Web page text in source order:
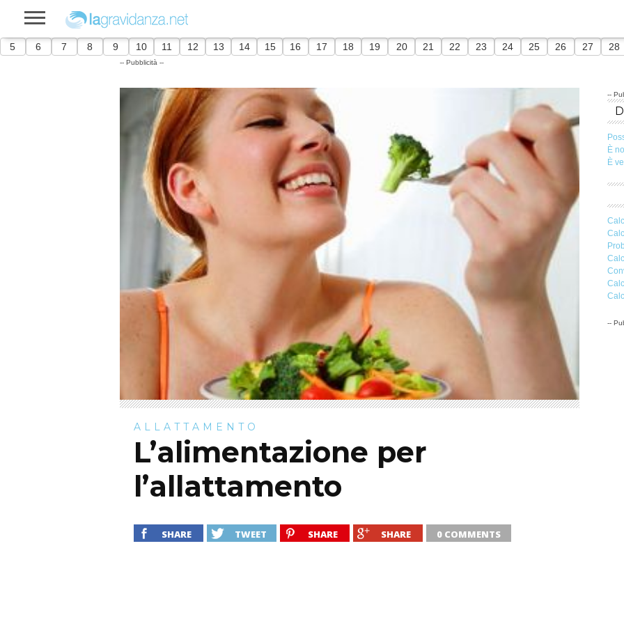
5 6 7 8 9 10 11 12 13 14 15 16 17 18 19 20 21 22 23 24 25 26 27 28
-- Pubblicità --
ALLATTAMENTO
L’alimentazione per
l’allattamento
SHARE TWEET SHARE SHARE 0 COMMENTS
--
È
È
--